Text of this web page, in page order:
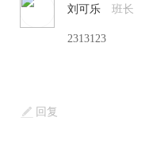
刘可乐 班长
2313123
回复